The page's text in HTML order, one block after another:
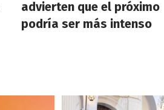
advierten que el próximo
podría ser más intenso